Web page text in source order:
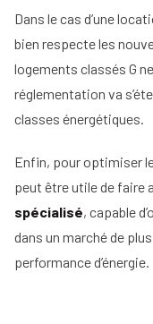
Dans le cas d’une
bien respecte les
logements classés G
réglementation va
classes énergétiques.
Enfin, pour optimiser
peut être utile de faire
spécialisé, capable
dans un marché de
performance d’énergie.